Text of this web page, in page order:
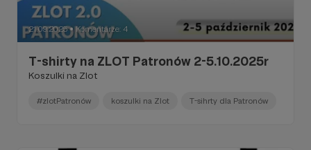
21.09.2025 ● Komentarze: 4
T-shirty na ZLOT Patronów 2-5.10.2025r
Koszulki na Zlot
#zlotPatronów koszulki na Zlot T-sihrty dla Patronów